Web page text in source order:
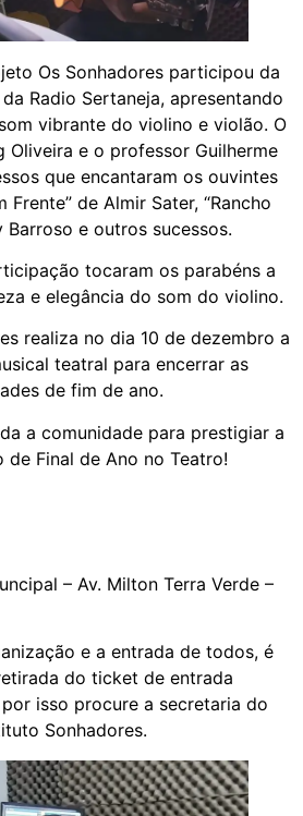
Os Sonhadores participou da
Radio Sertaneja, apresentando
vibrante do violino e violão. O
Oliveira e o professor Guilherme
que encantaram os ouvintes
Frente” de Almir Sater, “Rancho
Barroso e outros sucessos.
tocaram os parabéns a
e elegância do som do violino.
realiza no dia 10 de dezembro a
teatral para encerrar as
de fim de ano.
a comunidade para prestigiar a
de Final de Ano no Teatro!
– Av. Milton Terra Verde –
e a entrada de todos, é
do ticket de entrada
isso procure a secretaria do
Sonhadores.